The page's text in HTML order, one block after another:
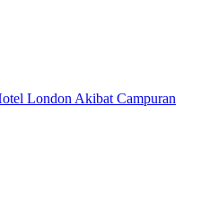
London Akibat Campuran